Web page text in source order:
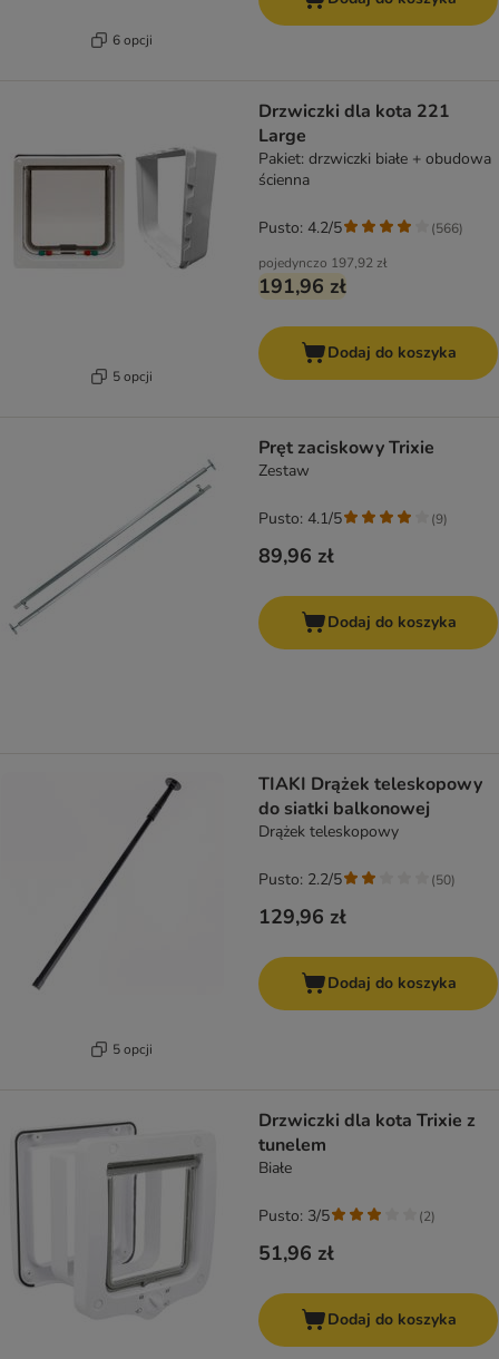
6 opcji
5 opcji
Drzwiczki dla kota 221
Large
Pakiet: drzwiczki białe + obudowa
ścienna
pojedynczo 197,92 zł
191,96 zł
Pusto: 4.2/5 (566)
Dodaj do koszyka
Pręt zaciskowy Trixie
Zestaw
89,96 zł
Pusto: 4.1/5 (9)
Dodaj do koszyka
5 opcji
TIAKI Drążek teleskopowy
do siatki balkonowej
Drążek teleskopowy
129,96 zł
Pusto: 2.2/5 (50)
Dodaj do koszyka
Drzwiczki dla kota Trixie z
tunelem
Białe
51,96 zł
Pusto: 3/5 (2)
Dodaj do koszyka